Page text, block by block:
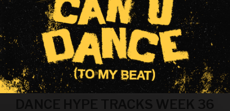
DANCE HYPE TRACKS WEEK 36